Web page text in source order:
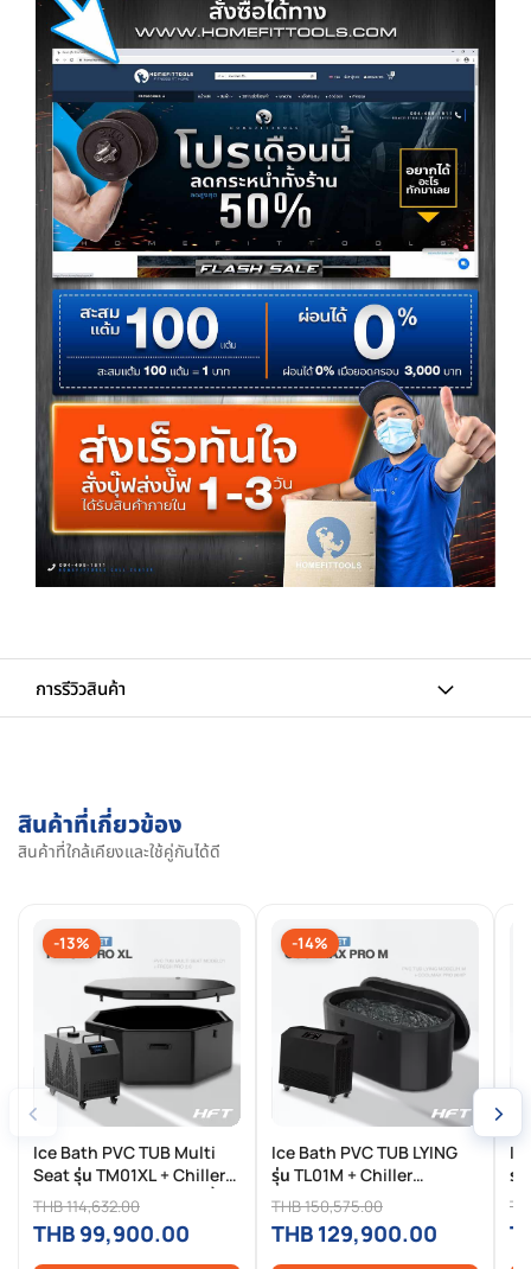
การรีวิวสินค้า
สินค้าที่เกี่ยวข้อง
สินค้าที่ใกล้เคียงและใช้คู่กันได้ดี
‹
-13%
Ice Bath PVC TUB Multi
Seat รุ่น TM01XL + Chiller
FRESH PRO 2.0 (อ่างแช่น้ำ
เย็นและเครื่องทำความเย็น)
THB 114,632.00
THB 99,900.00
-14%
Ice Bath PVC TUB LYING
รุ่น TL01M + Chiller
COOLMAX PRO 2.0HP (อ่าง
แช่น้ำเย็นและเครื่องทำความ
เย็น)
THB 150,575.00
THB 129,900.00
รุ่
›